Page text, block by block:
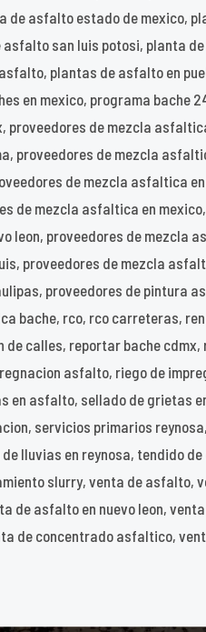
de asfalto estado de mexico,
san luis potosi, planta
plantas de asfalto en
en mexico, programa
de mezcla
proveedores de mezcla
de mezcla asfaltica
de mezcla asfaltica en
leon, proveedores de
proveedores de mezcla
proveedores de pintura
bache, rco, rco carreteras,
calles, reportar bache
asfalto, riego de
en asfalto, sellado de
servicios primarios
lluvias en reynosa, tendido
slurry, venta de asfalto,
de asfalto en nuevo leon,
de concentrado asfaltico,